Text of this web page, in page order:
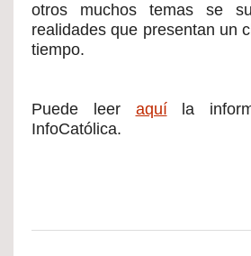
otros muchos temas se
realidades que presentan un
tiempo.
Puede leer aquí la
InfoCatólica.